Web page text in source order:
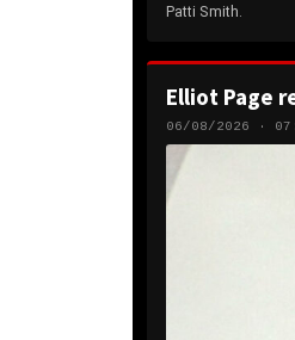
Patti Smith.
Elliot Page
06/08/2026 ·